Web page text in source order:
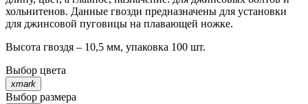
хольнитенов. Данные гвозди предназначены для установки
для джинсовой пуговицы на плавающей ножке.
Высота гвоздя – 10,5 мм, упаковка 100 шт.
Выбор цвета
xmark
Выбор размера